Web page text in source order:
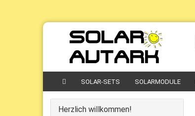
SOLAR-SETS SOLARMODULE
Herzlich willkommen!